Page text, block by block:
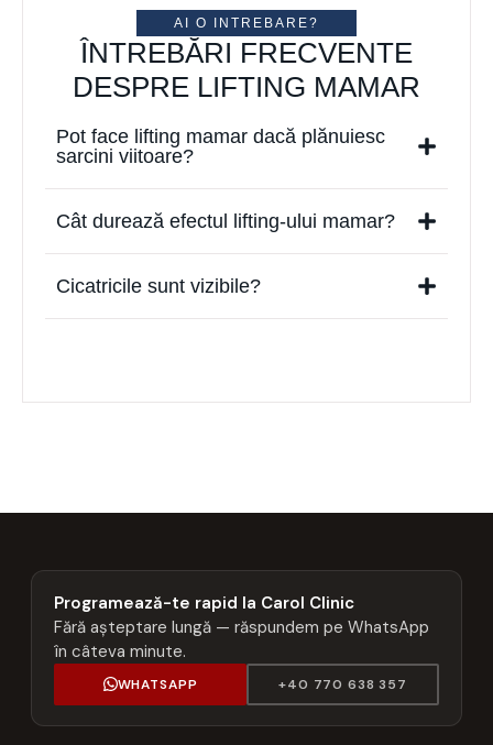
AI O INTREBARE?
ÎNTREBĂRI FRECVENTE
DESPRE LIFTING MAMAR
Pot face lifting mamar dacă plănuiesc
sarcini viitoare?
Cât durează efectul lifting-ului mamar?
Cicatricile sunt vizibile?
Programează-te rapid la Carol Clinic
Fără așteptare lungă — răspundem pe WhatsApp
în câteva minute.
WHATSAPP +40 770 638 357